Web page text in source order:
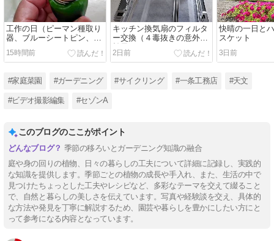
工作の日（ピーマン種取り
器、ブルーシートピン、フ
ライパン）
15時間前
キッチン換気扇のフィルタ
ー交換（４毒抜きの意外な
効果）
2日前
快晴の一日と
スケット
3日前
#家庭菜園 #ガーデニング #サイクリング #一条工務店 #天文
#ビデオ撮影編集 #セゾンA
このブログのここがポイント
季節の移ろいとガーデニング知識の融合
庭や身の回りの植物、日々の暮らしの工夫について詳細に記録し、実践的
な知識を提供します。季節ごとの植物の成長や手入れ、また、生活の中で
見つけたちょっとした工夫やレシピなど、多彩なテーマを交えて綴ること
で、自然と暮らしの美しさを伝えています。写真や経験談を交え、具体的
な方法や発見を丁寧に解説するため、園芸や暮らしを豊かにしたい方にと
って参考になる内容となっています。